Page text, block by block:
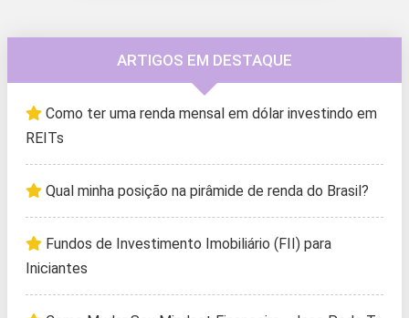
ARTIGOS EM DESTAQUE
Como ter uma renda mensal em dólar investindo em
REITs
Qual minha posição na pirâmide de renda do Brasil?
Fundos de Investimento Imobiliário (FII) para
Iniciantes